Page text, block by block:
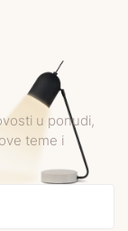
u ponudi,
teme i